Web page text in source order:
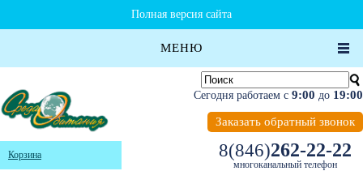
Полная версия сайта
МЕНЮ
Сегодня работаем с 9:00 до 19:00
Заказать обратный звонок
8(846)262-22-22
многоканальный телефон
Корзина